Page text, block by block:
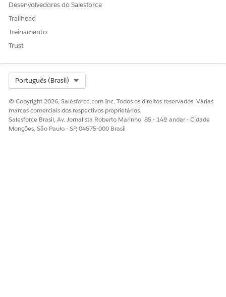
qual essa parte segurada está anexada nesse
relacionamento.
Item de linha de cotação filho
Os atributos e valores que o cliente definiu para essa parte
Desenvolvedores do Salesforce
Trailhead
Treinamento
Trust
Português (Brasil)
© Copyright 2026, Salesforce.com Inc. Todos os direitos reservados. Várias
marcas comerciais dos respectivos proprietários.
Salesforce Brasil, Av. Jornalista Roberto Marinho, 85 - 14º andar - Cidade
Monções, São Paulo - SP, 04575-000 Brasil